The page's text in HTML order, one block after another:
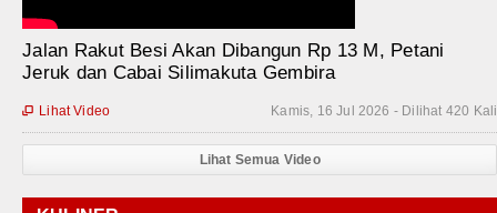
Jalan Rakut Besi Akan Dibangun Rp 13 M, Petani
Jeruk dan Cabai Silimakuta Gembira
Kamis, 16 Jul 2026 - Dilihat 420 Kali
 Lihat Video
Lihat Semua Video